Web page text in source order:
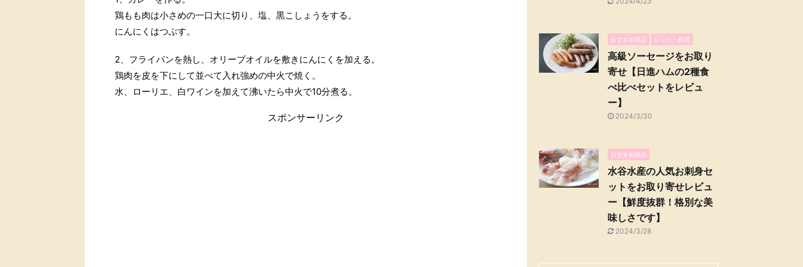
鶏もも肉は小さめの一口大に切り、塩、黒こしょうをする。
にんにくはつぶす。
2、フライパンを熱し、オリーブオイルを敷きにんにくを加える。
鶏肉を皮を下にして並べて入れ強めの中火で焼く。
水、ローリエ、白ワインを加えて沸いたら中火で10分煮る。
スポンサーリンク
おすすめ商品 レシピ・料理
高級ソーセージをお取り
寄せ【日進ハムの2種食
べ比べセットをレビュ
ー】
2024/3/30
おすすめ商品
水谷水産の人気お刺身セ
ットをお取り寄せレビュ
ー【鮮度抜群！格別な美
味しさです】
2024/3/28